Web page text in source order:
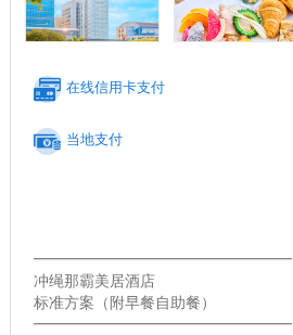
在线信用卡支付
当地支付
━━━━━━━━━━━━━━━━━
冲绳那霸美居酒店
标准方案（附早餐自助餐）
━━━━━━━━━━━━━━━━━